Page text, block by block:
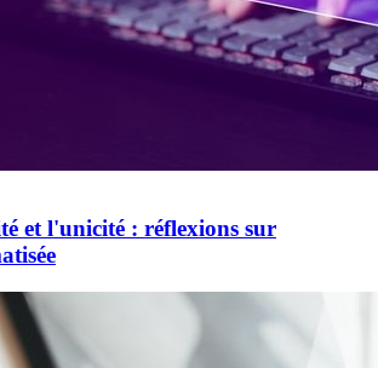
et l'unicité : réflexions sur